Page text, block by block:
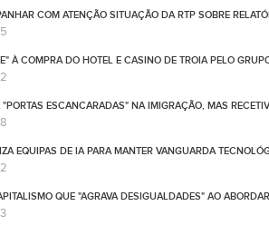
COM ATENÇÃO SITUAÇÃO DA RTP SOBRE
À COMPRA DO HOTEL E CASINO DE TROIA PELO
ESCANCARADAS" NA IMIGRAÇÃO, MAS
EQUIPAS DE IA PARA MANTER VANGUARDA
QUE "AGRAVA DESIGUALDADES" AO